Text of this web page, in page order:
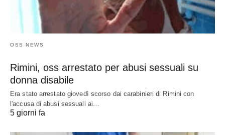
OSS NEWS
Rimini, oss arrestato per abusi sessuali su
donna disabile
Era stato arrestato giovedì scorso dai carabinieri di Rimini con
l'accusa di abusi sessuali ai…
5 giorni fa